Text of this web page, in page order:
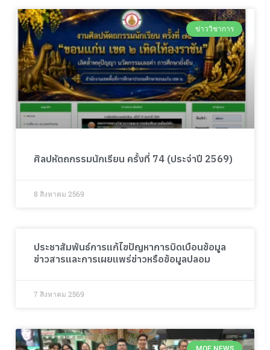
ข่าววิชาการ
ศิลปหัตถกรรมนักเรียน ครั้งที่ 74 (ประจำปี 2569)
8 สิงหาคม 2569
ประชาสัมพันธ์การแก้ไขปัญหาการบิดเบือนข้อมูล
ข่าวสารและการเผยแพร่ข่าวหรือข้อมูลปลอม
7 สิงหาคม 2569